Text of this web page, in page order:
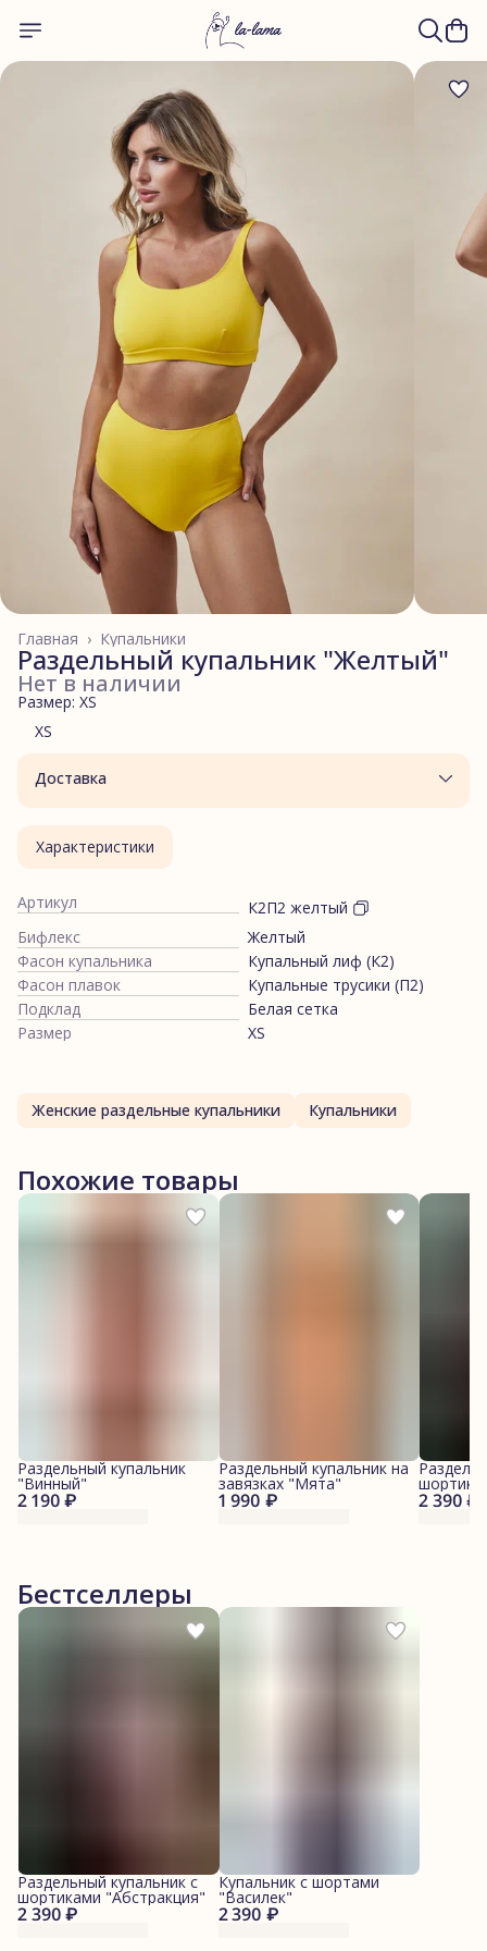
Купальники
Главная ›
Раздельный купальник "Желтый"
Нет в наличии
Размер: XS
XS
Доставка
Характеристики
Артикул
К2П2 желтый
Бифлекс
Желтый
Фасон купальника
Купальный лиф (К2)
Фасон плавок
Купальные трусики (П2)
Подклад
Белая сетка
Размер
XS
Женские раздельные купальники Купальники
Похожие товары
2 190 ₽
Раздельный купальник
"Винный"
1 990 ₽
Раздельный купальник на
завязках "Мята"
2 390 ₽
Бестселлеры
2 390 ₽
Раздельный купальник с
шортиками "Абстракция"
2 390 ₽
Купальник с шортами
"Василек"